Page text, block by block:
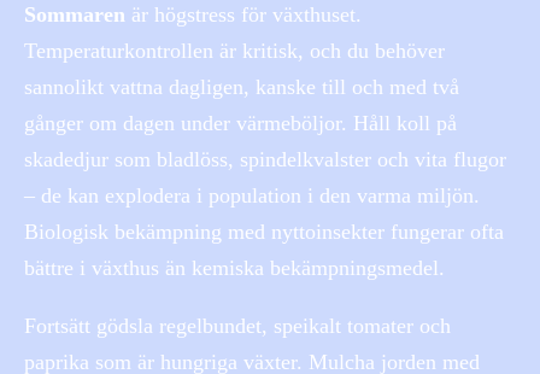
Sommaren är högstress för växthuset.
Temperaturkontrollen är kritisk, och du behöver
sannolikt vattna dagligen, kanske till och med två
gånger om dagen under värmeböljor. Håll koll på
skadedjur som bladlöss, spindelkvalster och vita flugor
– de kan explodera i population i den varma miljön.
Biologisk bekämpning med nyttoinsekter fungerar ofta
bättre i växthus än kemiska bekämpningsmedel.
Fortsätt gödsla regelbundet, speikalt tomater och
paprika som är hungriga växter. Mulcha jorden med